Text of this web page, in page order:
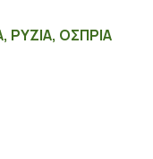
ΡΥΖΙΑ, ΟΣΠΡΙΑ